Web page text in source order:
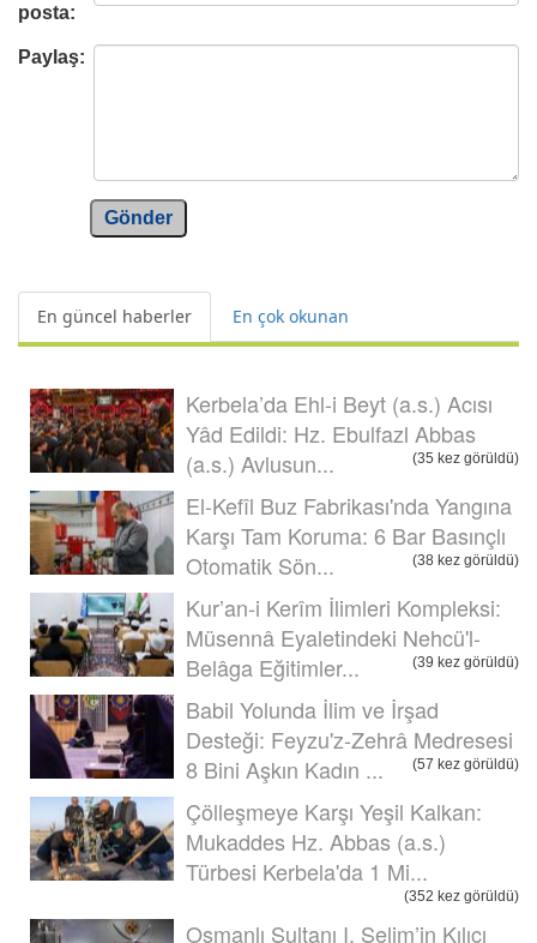
posta:
Paylaş:
Gönder
En güncel haberler En çok okunan
Kerbela’da Ehl-i Beyt (a.s.) Acısı
Yâd Edildi: Hz. Ebulfazl Abbas
(a.s.) Avlusun...
(35 kez görüldü)
El-Kefîl Buz Fabrikası'nda Yangına
Karşı Tam Koruma: 6 Bar Basınçlı
Otomatik Sön...
(38 kez görüldü)
Kur’an-i Kerîm İlimleri Kompleksi:
Müsennâ Eyaletindeki Nehcü'l-
Belâga Eğitimler...
(39 kez görüldü)
Babil Yolunda İlim ve İrşad
Desteği: Feyzu'z-Zehrâ Medresesi
8 Bini Aşkın Kadın ...
(57 kez görüldü)
Çölleşmeye Karşı Yeşil Kalkan:
Mukaddes Hz. Abbas (a.s.)
Türbesi Kerbela'da 1 Mi...
(352 kez görüldü)
Osmanlı Sultanı I. Selim’in Kılıcı